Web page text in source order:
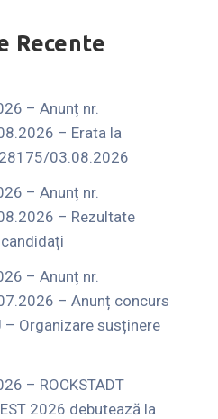
Recente
– Anunț nr.
– Erata la
03.08.2026
– Anunț nr.
– Rezultate
– Anunț nr.
– Anunț concurs
– Organizare susținere
– ROCKSTADT
2026 debutează la